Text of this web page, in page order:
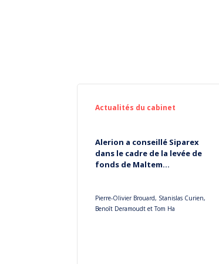
Alerion a conseillé Siparex
dans le cadre de la levée de
fonds de Maltem...
Pierre-Olivier Brouard, Stanislas Curien,
Benoît Deramoudt et Tom Ha
Actualités du cabinet